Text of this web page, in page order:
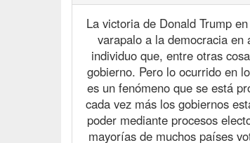
La victoria de Donald Trump
varapalo a la democracia
individuo que, entre otras
gobierno. Pero lo ocurrido en
es un fenómeno que se está
cada vez más los gobiernos
poder mediante procesos
mayorías de muchos países